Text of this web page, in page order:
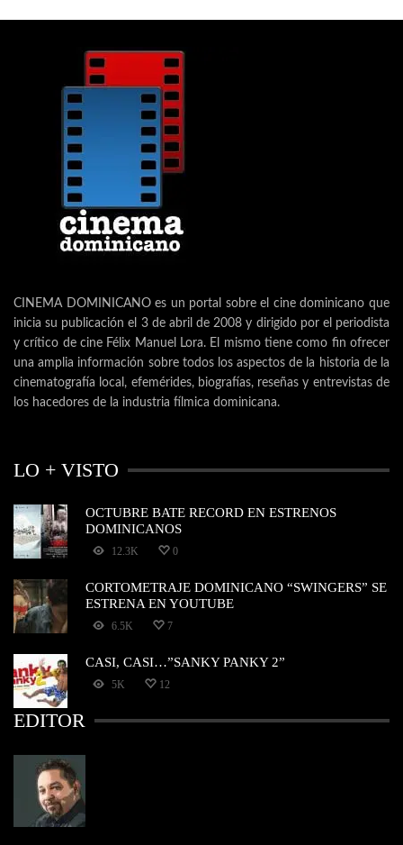
CINEMA DOMINICANO es un portal sobre el cine dominicano que
inicia su publicación el 3 de abril de 2008 y dirigido por el periodista
y crítico de cine Félix Manuel Lora. El mismo tiene como fin ofrecer
una amplia información sobre todos los aspectos de la historia de la
cinematografía local, efemérides, biografías, reseñas y entrevistas de
los hacedores de la industria fílmica dominicana.
LO + VISTO
OCTUBRE BATE RECORD EN ESTRENOS
DOMINICANOS
12.3K 0
CORTOMETRAJE DOMINICANO “SWINGERS” SE
ESTRENA EN YOUTUBE
6.5K 7
CASI, CASI…”SANKY PANKY 2”
5K 12
EDITOR